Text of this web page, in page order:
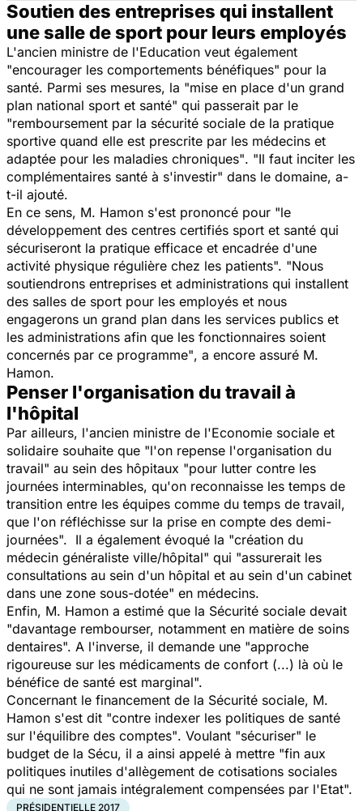
Soutien des entreprises qui installent
une salle de sport pour leurs employés
L'ancien ministre de l'Education veut également
"encourager les comportements bénéfiques" pour la
santé. Parmi ses mesures, la "mise en place d'un grand
plan national sport et santé" qui passerait par le
"remboursement par la sécurité sociale de la pratique
sportive quand elle est prescrite par les médecins et
adaptée pour les maladies chroniques". "Il faut inciter les
complémentaires santé à s'investir" dans le domaine, a-
t-il ajouté.
En ce sens, M. Hamon s'est prononcé pour "le
développement des centres certifiés sport et santé qui
sécuriseront la pratique efficace et encadrée d'une
activité physique régulière chez les patients". "Nous
soutiendrons entreprises et administrations qui installent
des salles de sport pour les employés et nous
engagerons un grand plan dans les services publics et
les administrations afin que les fonctionnaires soient
concernés par ce programme", a encore assuré M.
Hamon.
Penser l'organisation du travail à
l'hôpital
Par ailleurs, l'ancien ministre de l'Economie sociale et
solidaire souhaite que "l'on repense l'organisation du
travail" au sein des hôpitaux "pour lutter contre les
journées interminables, qu'on reconnaisse les temps de
transition entre les équipes comme du temps de travail,
que l'on réfléchisse sur la prise en compte des demi-
journées". Il a également évoqué la "création du
médecin généraliste ville/hôpital" qui "assurerait les
consultations au sein d'un hôpital et au sein d'un cabinet
dans une zone sous-dotée" en médecins.
Enfin, M. Hamon a estimé que la Sécurité sociale devait
"davantage rembourser, notamment en matière de soins
dentaires". A l'inverse, il demande une "approche
rigoureuse sur les médicaments de confort (...) là où le
bénéfice de santé est marginal".
Concernant le financement de la Sécurité sociale, M.
Hamon s'est dit "contre indexer les politiques de santé
sur l'équilibre des comptes". Voulant "sécuriser" le
budget de la Sécu, il a ainsi appelé à mettre "fin aux
politiques inutiles d'allègement de cotisations sociales
qui ne sont jamais intégralement compensées par l'Etat".
PRÉSIDENTIELLE 2017